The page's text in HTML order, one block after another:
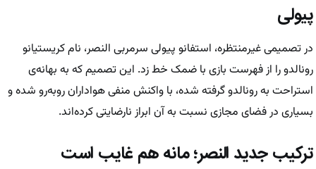
پیولی
در تصمیمی غیرمنتظره، استفانو پیولی سرمربی النصر، نام کریستیانو
رونالدو را از فهرست بازی با ضمک خط زد. این تصمیم که به بهانه‌ی
استراحت به رونالدو گرفته شده، با واکنش منفی هواداران روبه‌رو شده و
بسیاری در فضای مجازی نسبت به آن ابراز نارضایتی کرده‌اند.
ترکیب جدید النصر؛ مانه هم غایب است